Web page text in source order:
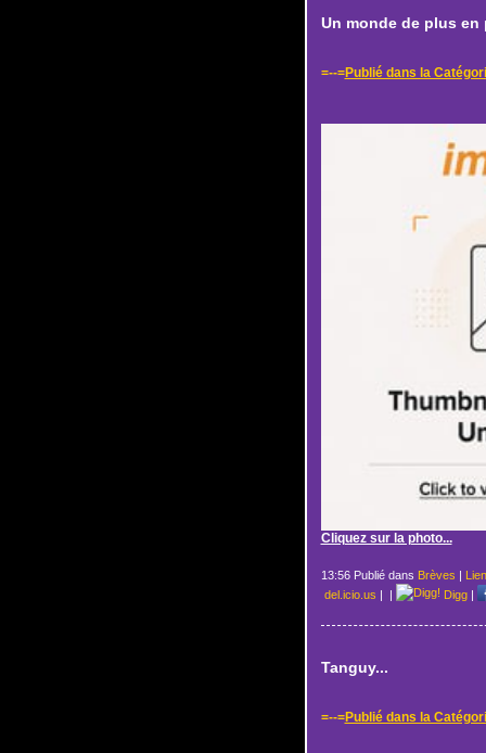
Un monde de plus en
=--=Publié dans la
Cliquez sur la photo...
13:56 Publié dans Brèves |
del.icio.us | | Digg|
Tanguy...
=--=Publié dans la